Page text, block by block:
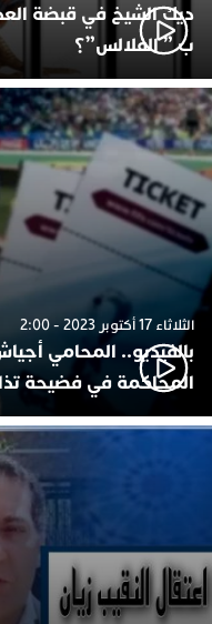
ديك الشيخ في قبضة
ب ” الفلالس”؟
الثلاثاء 17 أكتوبر 2023 - 2:00
بالفيديو.. المحامي
المحاكمة في فضيحة